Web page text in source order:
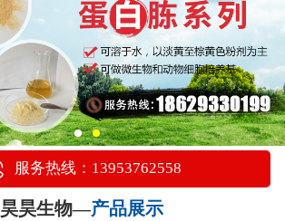
服务热线：13953762558
昊昊生物—产品展示